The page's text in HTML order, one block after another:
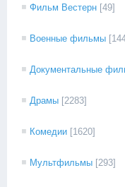
Фильм Вестерн [49]
Военные фильмы
Документальные
Драмы [2283]
Комедии [1620]
Мультфильмы [293]